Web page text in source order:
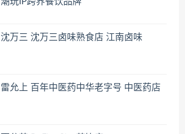
沈万三 沈万三卤味熟食店 江南卤味
雷允上 百年中医药中华老字号 中医药店